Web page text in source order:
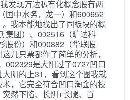
发现万达私有化概念股有两
国中水务，龙一）和600652
。我本能地找出了同板块的概
集团）、002516（旷达科
股份）和000882（华联股
几只票都作了简单的分析，
002329是大阳过了0727凹口
阴的上31，看到这个图我就
，它完全符合凹口淘金的技
然下陷、长阴+长腿、百